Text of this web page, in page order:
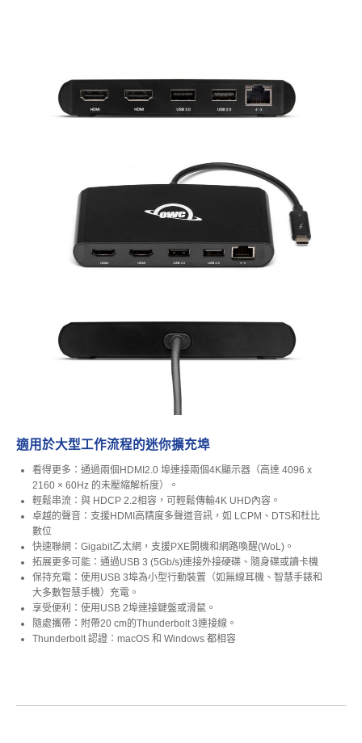
適用於大型工作流程的迷你擴充埠
看得更多：通過兩個HDMI2.0 埠連接兩個4K顯示器（高達 4096 x
2160 × 60Hz 的未壓縮解析度）。
輕鬆串流：與 HDCP 2.2相容，可輕鬆傳輸4K UHD內容。
卓越的聲音：支援HDMI高精度多聲道音訊，如 LCPM、DTS和杜比
數位
快速聯網：Gigabit乙太網，支援PXE開機和網路喚醒(WoL)。
拓展更多可能：通過USB 3 (5Gb/s)連接外接硬碟、隨身碟或讀卡機
保持充電：使用USB 3埠為小型行動裝置（如無線耳機、智慧手錶和
大多數智慧手機）充電。
享受便利：使用USB 2埠連接鍵盤或滑鼠。
隨處攜帶：附帶20 cm的Thunderbolt 3連接線。
Thunderbolt 認證：macOS 和 Windows 都相容